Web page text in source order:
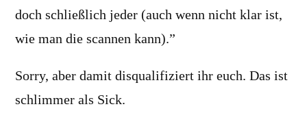
doch schließlich jeder (auch wenn nicht klar ist,
wie man die scannen kann).”
Sorry, aber damit disqualifiziert ihr euch. Das ist
schlimmer als Sick.